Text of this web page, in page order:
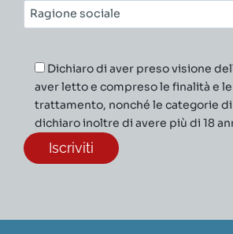
Ragione
sociale*
Dichiaro di aver preso visione
aver letto e compreso le finalità e
trattamento, nonché le categorie
dichiaro inoltre di avere più di 18